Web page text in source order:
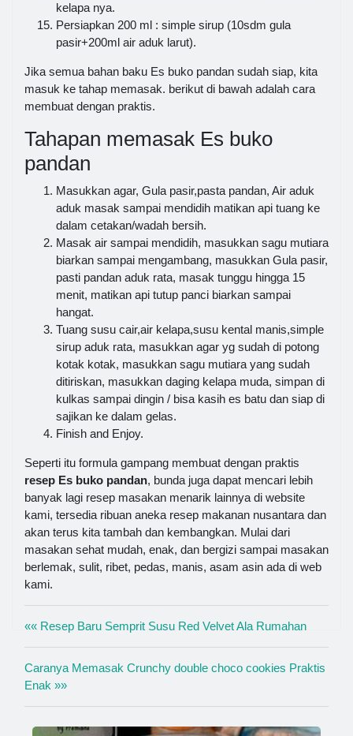
kelapa nya.
Persiapkan 200 ml : simple sirup (10sdm gula
pasir+200ml air aduk larut).
Jika semua bahan baku Es buko pandan sudah siap, kita
masuk ke tahap memasak. berikut di bawah adalah cara
membuat dengan praktis.
Tahapan memasak Es buko
pandan
Masukkan agar, Gula pasir,pasta pandan, Air aduk
aduk masak sampai mendidih matikan api tuang ke
dalam cetakan/wadah bersih.
Masak air sampai mendidih, masukkan sagu mutiara
biarkan sampai mengambang, masukkan Gula pasir,
pasti pandan aduk rata, masak tunggu hingga 15
menit, matikan api tutup panci biarkan sampai
hangat.
Tuang susu cair,air kelapa,susu kental manis,simple
sirup aduk rata, masukkan agar yg sudah di potong
kotak kotak, masukkan sagu mutiara yang sudah
ditiriskan, masukkan daging kelapa muda, simpan di
kulkas sampai dingin / bisa kasih es batu dan siap di
sajikan ke dalam gelas.
Finish and Enjoy.
Seperti itu formula gampang membuat dengan praktis
resep Es buko pandan, bunda juga dapat mencari lebih
banyak lagi resep masakan menarik lainnya di website
kami, tersedia ribuan aneka resep makanan nusantara dan
akan terus kita tambah dan kembangkan. Mulai dari
masakan sehat mudah, enak, dan bergizi sampai masakan
berlemak, sulit, ribet, pedas, manis, asam asin ada di web
kami.
«« Resep Baru Semprit Susu Red Velvet Ala Rumahan
Caranya Memasak Crunchy double choco cookies Praktis
Enak »»